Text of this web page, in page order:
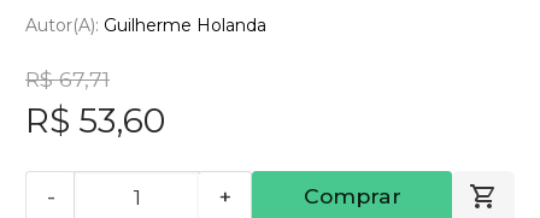
Autor(a): Guilherme Holanda
R$ 67,71
R$ 53,60
- + Comprar